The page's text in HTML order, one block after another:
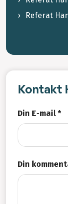
Referat
Kontakt
Din E-mail *
Din